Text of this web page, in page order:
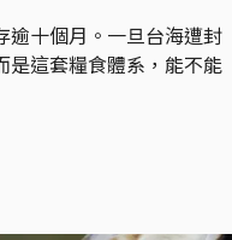
逾十個月。一旦台海遭封
是這套糧食體系，能不能